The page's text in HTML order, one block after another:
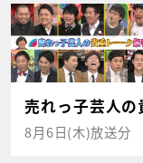
売れっ子芸人
8月6日(木)放送分